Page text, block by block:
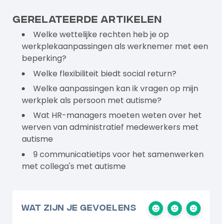
Gerelateerde artikelen
Welke wettelijke rechten heb je op
werkplekaanpassingen als werknemer met een
beperking?
Welke flexibiliteit biedt social return?
Welke aanpassingen kan ik vragen op mijn
werkplek als persoon met autisme?
Wat HR-managers moeten weten over het
werven van administratief medewerkers met
autisme
9 communicatietips voor het samenwerken
met collega's met autisme
Wat zijn je gevoelens